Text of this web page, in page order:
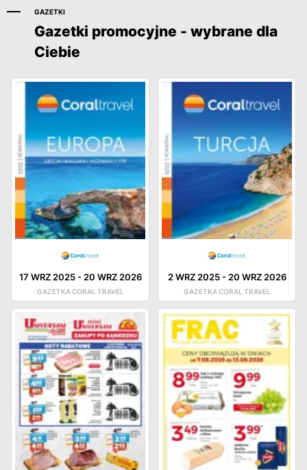
GAZETKI
Gazetki promocyjne - wybrane dla
Ciebie
17 WRZ 2025-20 WRZ 2026
GAZETKA CORAL TRAVEL
2 WRZ 2025-20 WRZ 2026
GAZETKA CORAL TRAVEL